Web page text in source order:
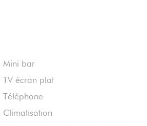
Mini bar
TV écran plat
Téléphone
Climatisation